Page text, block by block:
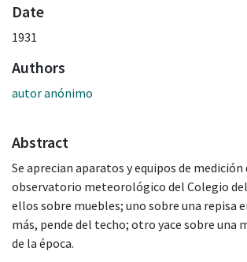
Date
1931
Authors
autor anónimo
Abstract
Se aprecian aparatos y equipos de
observatorio meteorológico del Colegio del
ellos sobre muebles; uno sobre una repisa
más, pende del techo; otro yace sobre una
de la época.